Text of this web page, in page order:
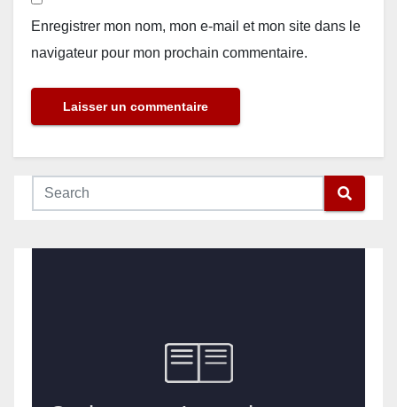
Enregistrer mon nom, mon e-mail et mon site dans le
navigateur pour mon prochain commentaire.